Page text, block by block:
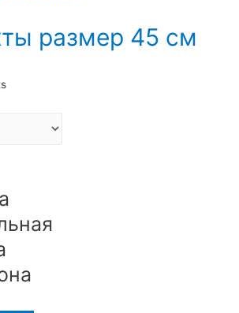
размер 45 см